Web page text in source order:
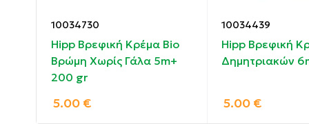
Χωρίς προσθήκης ζάχαρης, τα συστατικά
Χωρίς προσθήκη γάλακτος
10034730
Hipp Βρεφική Κρέμα Bio
Βρώμη Χωρίς Γάλα 5m+
200 gr
5.00 €
10034439
Hipp Βρεφική
Δημητριακών
5.00 €